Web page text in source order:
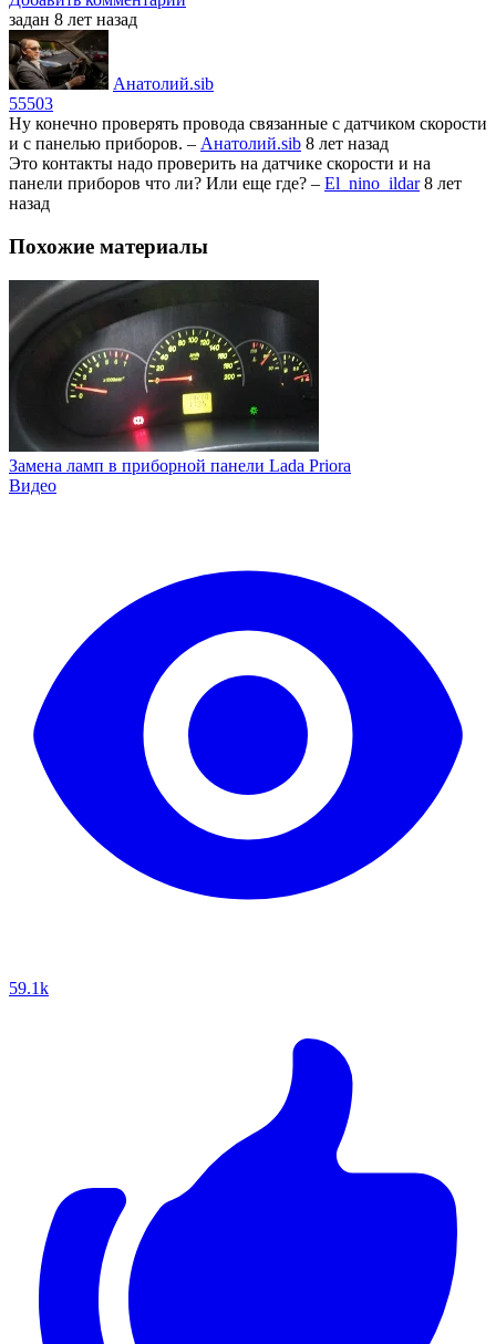
задан 8 лет назад
Анатолий.sib
55503
Ну конечно проверять провода связанные с датчиком скорости
и с панелью приборов. – Анатолий.sib 8 лет назад
Это контакты надо проверить на датчике скорости и на
панели приборов что ли? Или еще где? – El_nino_ildar 8 лет
назад
Похожие материалы
Замена ламп в приборной панели Lada Priora
Видео
59.1k